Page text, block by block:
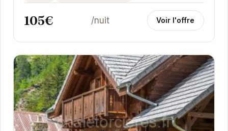
105€ /nuit Voir l'offre